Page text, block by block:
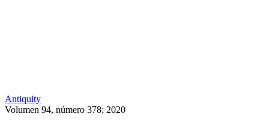
Antiquity
Volumen 94, número 378; 2020